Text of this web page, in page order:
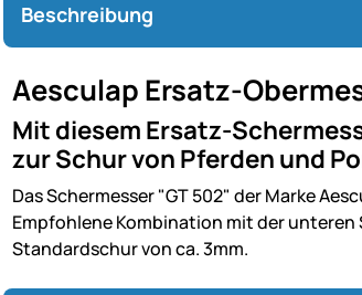
Beschreibung
Aesculap Ersatz-
Mit diesem Ersatz-
zur Schur von Pferden und
Das Schermesser "GT 502" der Marke
Empfohlene Kombination mit der unteren
Standardschur von ca. 3mm.